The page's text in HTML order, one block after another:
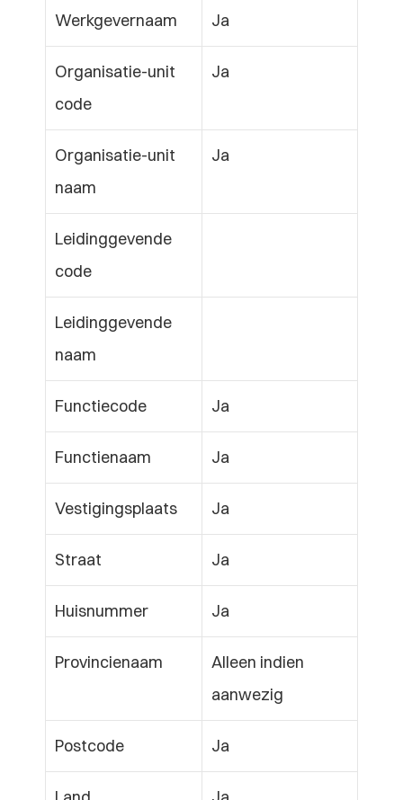
Werkgevernaam Ja
Organisatie-unit
code
Ja
Organisatie-unit
naam
Ja
Leidinggevende
code
Leidinggevende
naam
Functiecode Ja
Functienaam Ja
Vestigingsplaats Ja
Straat Ja
Huisnummer Ja
Provincienaam
Alleen indien
aanwezig
Postcode Ja